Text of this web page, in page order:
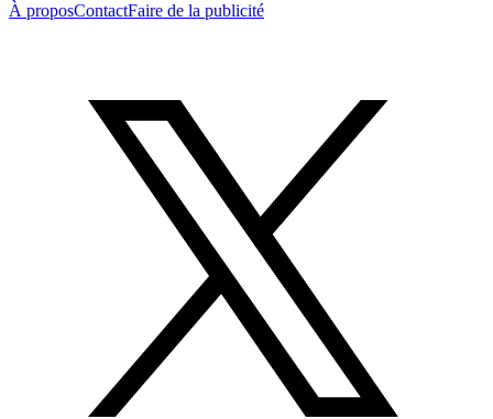
À proposContactFaire de la publicité